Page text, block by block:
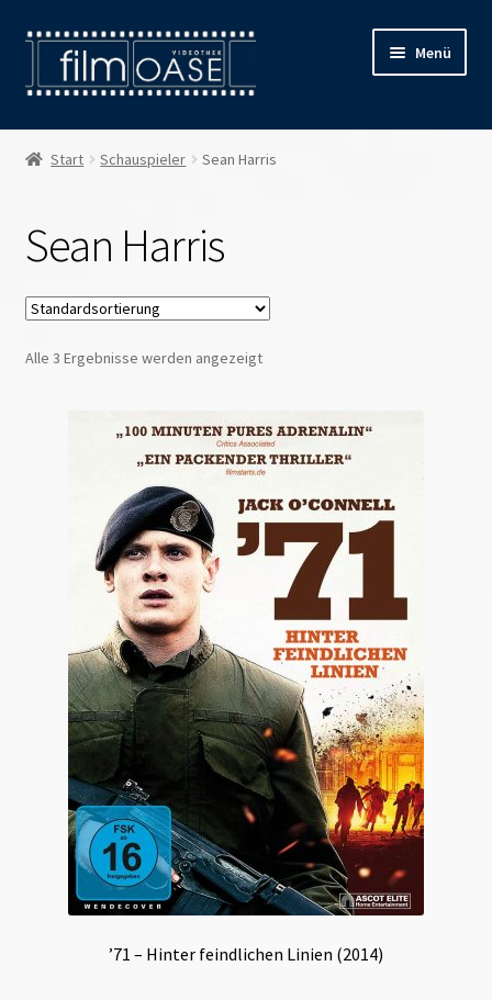
Zur
Navigation
springen
Zum
Inhalt
springen
Menü
Willkommen
Öffnungszeiten
Preise
Kontakt
Start Schauspieler Sean Harris
Sean Harris
Alle 3 Ergebnisse werden angezeigt
’71 – Hinter feindlichen Linien (2014)